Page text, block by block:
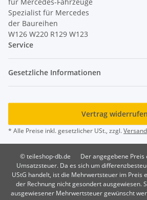
Spezialist für Mercedes
der Baureihen
W126 W220 R129 W123
Service
Gesetzliche Informationen
Vertrag widerrufen
* Alle Preise inkl. gesetzlicher USt., zzgl.Versand
© teileshop-db.de
Der angegebene
Umsatzsteuer. Da es sich um
UStG handelt, ist die Mehrwertsteuer im Preis
der Rechnung nicht gesondert ausgewiesen.
ausgewiesener Mehrwertsteuer gewünscht